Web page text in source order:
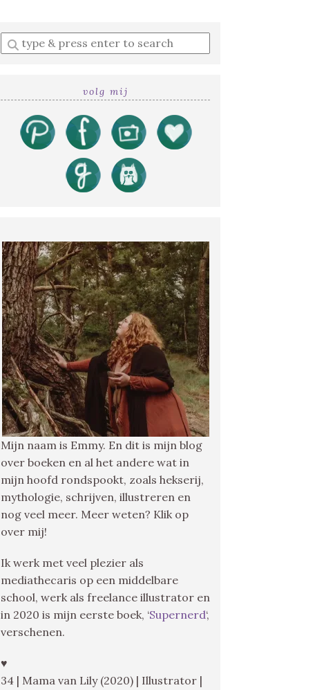
Enter
a
volg mij
Mijn naam is Emmy. En dit is mijn blog
over boeken en al het andere wat in
mijn hoofd rondspookt, zoals hekserij,
mythologie, schrijven, illustreren en
nog veel meer. Meer weten? Klik op
over mij!
Ik werk met veel plezier als
mediathecaris op een middelbare
school, werk als freelance illustrator en
in 2020 is mijn eerste boek, ‘Supernerd‘,
verschenen.
♥
34 | Mama van Lily (2020) | Illustrator |